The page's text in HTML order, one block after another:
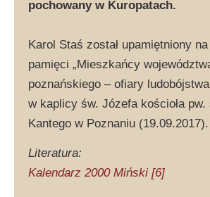
pochowany w Kuropatach.
Karol Staś został upamiętniony
pamięci „Mieszkańcy
poznańskiego – ofiary
w kaplicy św. Józefa kościoła pw.
Kantego w Poznaniu (19.09.2017).
Literatura:
Kalendarz 2000 Miński [6]